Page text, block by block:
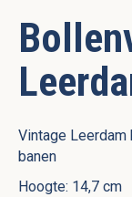
Vintage Leerdam
banen
Hoogte: 14,7 cm